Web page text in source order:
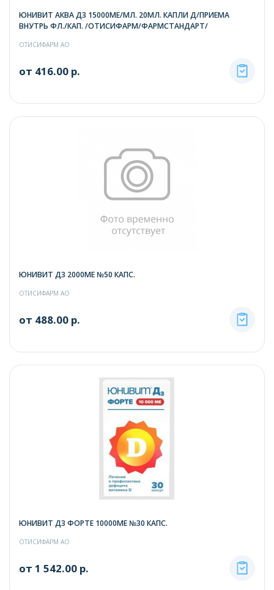
ЮНИВИТ АКВА Д3 15000МЕ/МЛ. 20МЛ. КАПЛИ Д/ПРИЕМА
ВНУТРЬ ФЛ./КАП. /ОТИСИФАРМ/ФАРМСТАНДАРТ/
ОТИСИФАРМ АО
от 416.00 р.
ЮНИВИТ Д3 2000МЕ №50 КАПС.
ОТИСИФАРМ АО
от 488.00 р.
ЮНИВИТ Д3 ФОРТЕ 10000МЕ №30 КАПС.
ОТИСИФАРМ АО
от 1 542.00 р.